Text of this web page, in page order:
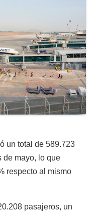
un total de 589.723
de mayo, lo que
respecto al mismo
pasajeros, un